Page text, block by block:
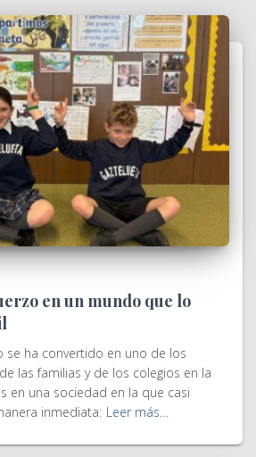
en un mundo que lo
se ha convertido en uno de los
las familias y de los colegios en la
en una sociedad en la que casi
inmediata: Leer más…